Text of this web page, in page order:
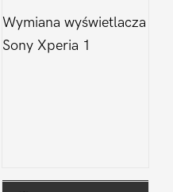
Wymiana wyświetlacza
Sony Xperia 1